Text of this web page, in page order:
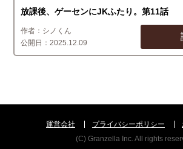
放課後、ゲーセンにJKふたり。第11話
シノくん
2025.12.09
運営会社 プライバシーポリシー
(C) Granzella Inc. All rights